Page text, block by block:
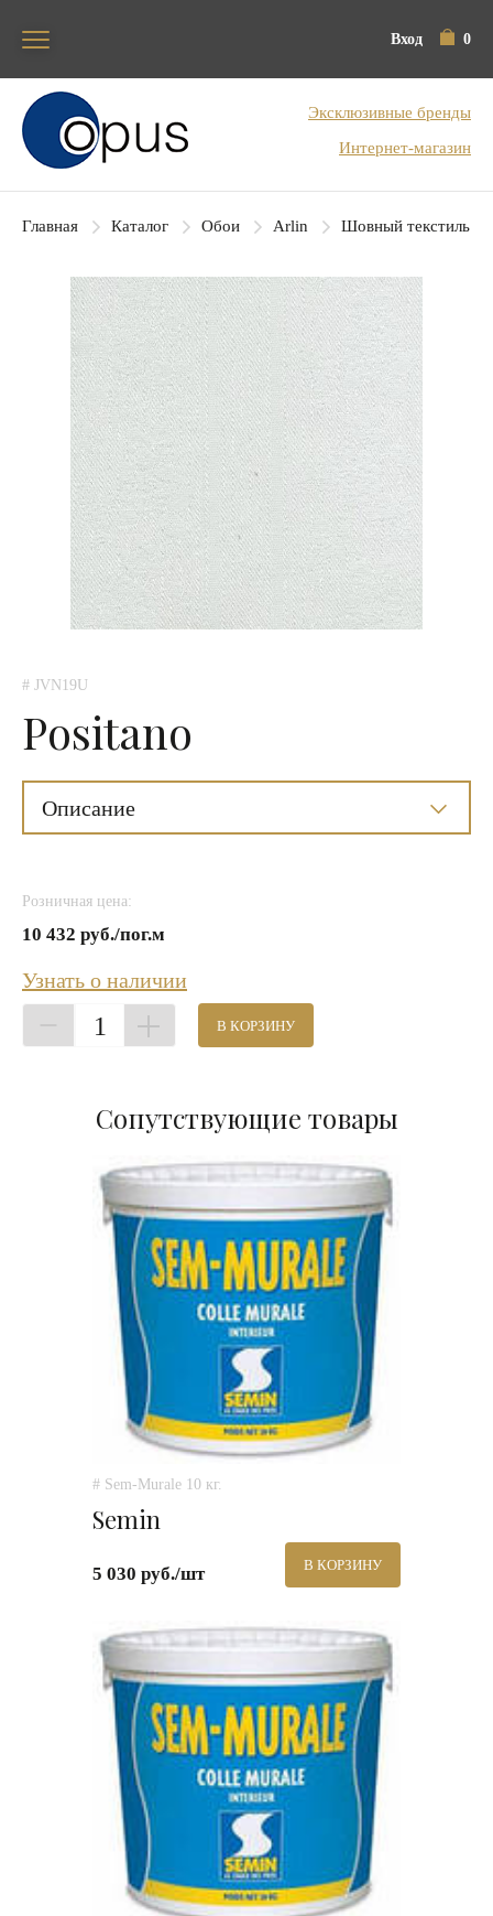
Вход 0
Блок поиска
Эксклюзивные бренды
Интернет-магазин
Главная Каталог Обои Arlin Шовный текстиль
# JVN19U
Positano
Описание
Розничная цена:
10 432 руб./пог.м
Узнать о наличии
1 В КОРЗИНУ
Сопутствующие товары
# Sem-Murale 10 кг.
Semin
5 030 руб./шт В КОРЗИНУ